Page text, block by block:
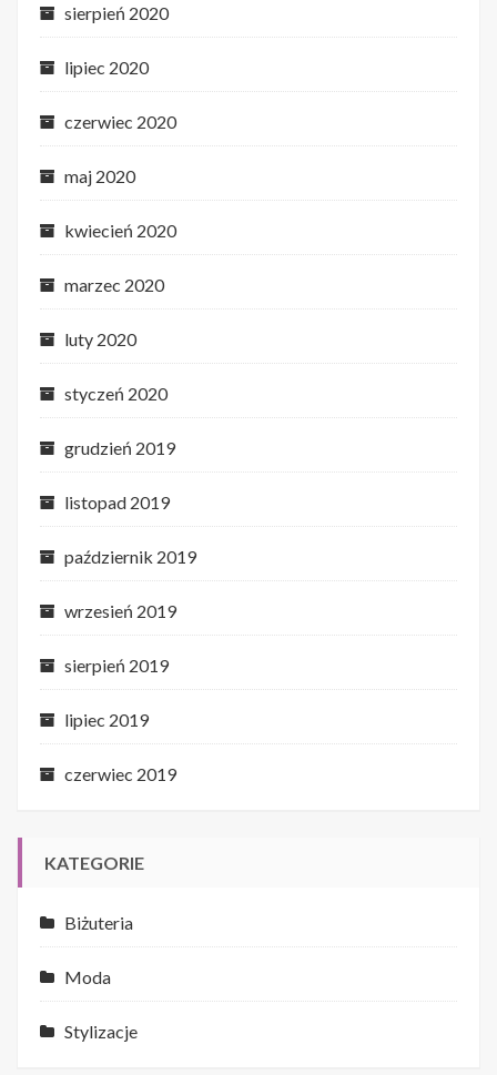
sierpień 2020
lipiec 2020
czerwiec 2020
maj 2020
kwiecień 2020
marzec 2020
luty 2020
styczeń 2020
grudzień 2019
listopad 2019
październik 2019
wrzesień 2019
sierpień 2019
lipiec 2019
czerwiec 2019
KATEGORIE
Biżuteria
Moda
Stylizacje